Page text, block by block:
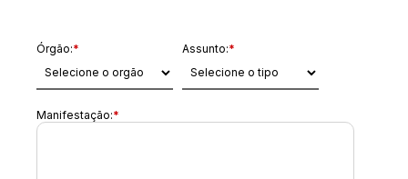
Órgão:* Assunto:*
Manifestação:*